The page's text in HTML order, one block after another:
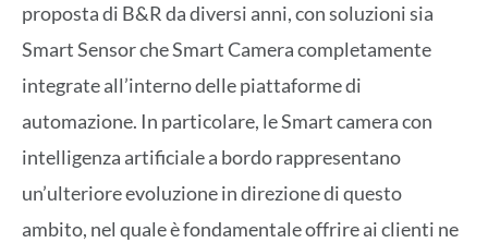
proposta di B&R dadiversi anni,consoluzionisia
SmartSensorcheSmart Cameracompletamente
integrateall’interno delle piattaforme di
automazione. In particolare, leSmartcameracon
intelligenza artificialea bordo rappresentano
un’ulterioreevoluzioneindirezionediquesto
ambito, nel quale è fondamentale offrire aiclienti ne